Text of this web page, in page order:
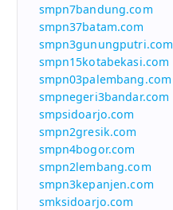
smpn7bandung.com
smpn37batam.com
smpn3gunungputri.com
smpn15kotabekasi.com
smpn03palembang.com
smpnegeri3bandar.com
smpsidoarjo.com
smpn2gresik.com
smpn4bogor.com
smpn2lembang.com
smpn3kepanjen.com
smksidoarjo.com